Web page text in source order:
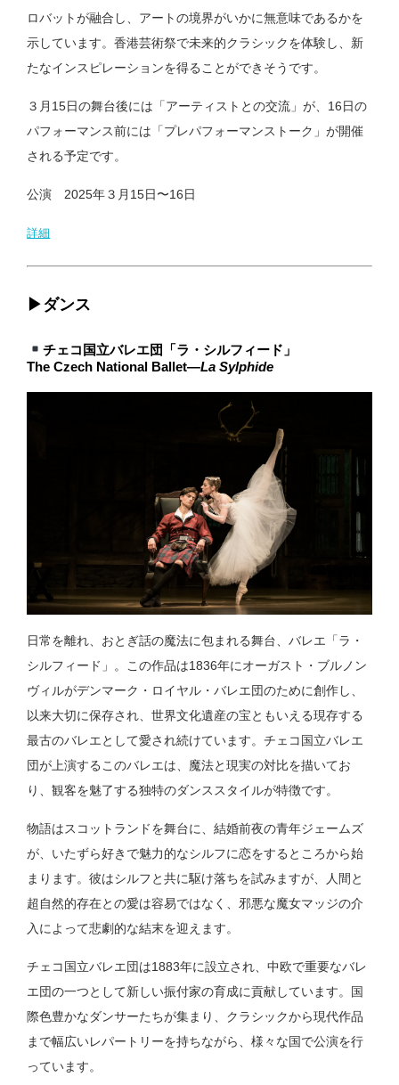
ロバットが融合し、アートの境界がいかに無意味であるかを
示しています。香港芸術祭で未来的クラシックを体験し、新
たなインスピレーションを得ることができそうです。
３月15日の舞台後には「アーティストとの交流」が、16日の
パフォーマンス前には「プレパフォーマンストーク」が開催
される予定です。
公演 2025年３月15日〜16日
詳細
▶︎ダンス
チェコ国立バレエ団「ラ・シルフィード」
The Czech National Ballet—La Sylphide
日常を離れ、おとぎ話の魔法に包まれる舞台、バレエ「ラ・
シルフィード」。この作品は1836年にオーガスト・ブルノン
ヴィルがデンマーク・ロイヤル・バレエ団のために創作し、
以来大切に保存され、世界文化遺産の宝ともいえる現存する
最古のバレエとして愛され続けています。チェコ国立バレエ
団が上演するこのバレエは、魔法と現実の対比を描いてお
り、観客を魅了する独特のダンススタイルが特徴です。
物語はスコットランドを舞台に、結婚前夜の青年ジェームズ
が、いたずら好きで魅力的なシルフに恋をするところから始
まります。彼はシルフと共に駆け落ちを試みますが、人間と
超自然的存在との愛は容易ではなく、邪悪な魔女マッジの介
入によって悲劇的な結末を迎えます。
チェコ国立バレエ団は1883年に設立され、中欧で重要なバレ
エ団の一つとして新しい振付家の育成に貢献しています。国
際色豊かなダンサーたちが集まり、クラシックから現代作品
まで幅広いレパートリーを持ちながら、様々な国で公演を行
っています。